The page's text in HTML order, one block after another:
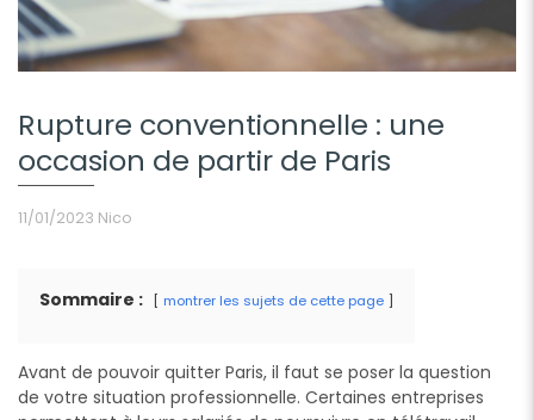
Rupture conventionnelle : une
occasion de partir de Paris
11/01/2023 Nico
Sommaire : montrer les sujets de cette page
Avant de pouvoir quitter Paris, il faut se poser la question
de votre situation professionnelle. Certaines entreprises